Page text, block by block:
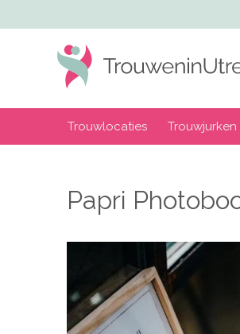
Trouwlocaties Trouwjurken
Papri